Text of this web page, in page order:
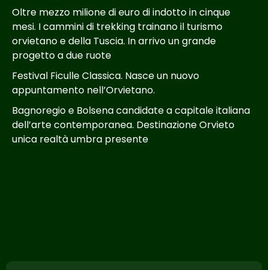
Oltre mezzo milione di euro di indotto in cinque
mesi. I cammini di trekking trainano il turismo
orvietano e della Tuscia. In arrivo un grande
progetto a due ruote
Festival Ficulle Classica. Nasce un nuovo
appuntamento nell’Orvietano.
Bagnoregio e Bolsena candidate a capitale italiana
dell’arte contemporanea. Destinazione Orvieto
unica realtà umbra presente